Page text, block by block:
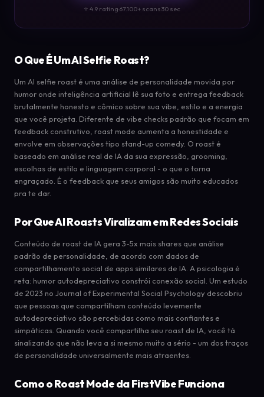
⭐ 4.9 rating·67.100+ scans·30 sec
O Que É Um AI Selfie Roast?
Um AI selfie roast é uma análise de personalidade movida por
humor onde inteligência artificial lê sua foto e entrega feedback
brutalmente honesto e cômico sobre sua vibe, estilo e a energia
que você projeta. Diferente de vibe checks padrão que focam em
feedback construtivo, roast mode aumenta a honestidade e
envolve em observações tipo stand-up comedy. O roast é
baseado em análise real de IA da sua expressão, grooming,
escolhas de estilo e linguagem corporal - o que o torna
engraçado. É o feedback que seus amigos são muito educados
pra te dar.
Por Que AI Roasts Viralizam em Redes Sociais
Conteúdo de roast de IA gera 3-5x mais shares que análise
padrão de personalidade, de acordo com dados de
compartilhamento social de apps similares de IA. A psicologia é
reta: humor autodepreciativo constrói conexão social. Um estudo
de 2023 no Journal of Experimental Social Psychology descobriu
que pessoas que compartilham conteúdo levemente
autodepreciativo são percebidas como mais confiantes e
simpáticas. Quando você compartilha seu roast de IA, você tá
sinalizando que não leva a si mesmo muito a sério - um dos traços
de personalidade universalmente mais atraentes.
Como o Roast Mode da FirstVibe Funciona